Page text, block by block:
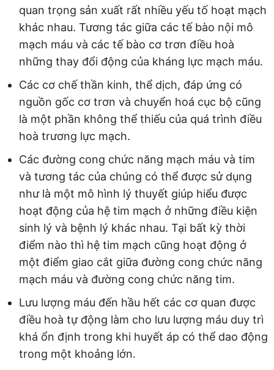
quan trọng sản xuất rất nhiều yếu tố hoạt mạch
khác nhau. Tương tác giữa các tế bào nội mô
mạch máu và các tế bào cơ trơn điều hoà
những thay đổi động của kháng lực mạch máu.
Các cơ chế thần kinh, thể dịch, đáp ứng có
nguồn gốc cơ trơn và chuyển hoá cục bộ cũng
là một phần không thể thiếu của quá trình điều
hoà trương lực mạch.
Các đường cong chức năng mạch máu và tim
và tương tác của chúng có thể được sử dụng
như là một mô hình lý thuyết giúp hiểu được
hoạt động của hệ tim mạch ở những điều kiện
sinh lý và bệnh lý khác nhau. Tại bất kỳ thời
điểm nào thì hệ tim mạch cũng hoạt động ở
một điểm giao cắt giữa đường cong chức năng
mạch máu và đường cong chức năng tim.
Lưu lượng máu đến hầu hết các cơ quan được
điều hoà tự động làm cho lưu lượng máu duy trì
khá ổn định trong khi huyết áp có thể dao động
trong một khoảng lớn.